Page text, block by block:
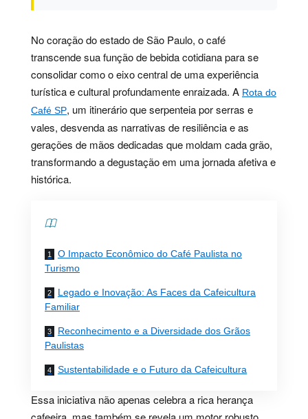
No coração do estado de São Paulo, o café
transcende sua função de bebida cotidiana para se
consolidar como o eixo central de uma experiência
turística e cultural profundamente enraizada. A Rota do
Café SP, um itinerário que serpenteia por serras e
vales, desvenda as narrativas de resiliência e as
gerações de mãos dedicadas que moldam cada grão,
transformando a degustação em uma jornada afetiva e
histórica.
O Impacto Econômico do Café Paulista no
Turismo
Legado e Inovação: As Faces da Cafeicultura
Familiar
Reconhecimento e a Diversidade dos Grãos
Paulistas
Sustentabilidade e o Futuro da Cafeicultura
Essa iniciativa não apenas celebra a rica herança